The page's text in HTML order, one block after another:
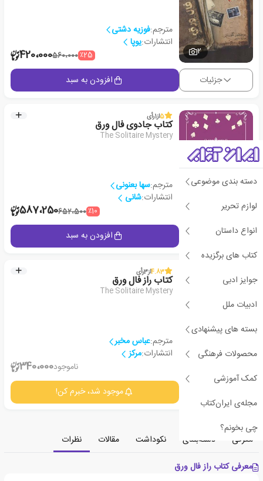
دسته بندی موضوعی
لوازم تحریر
انواع داستان
کتاب های برگزیده
جوایز ادبی
ادبیات ملل
بسته های پیشنهادی
محصولات فرهنگی
کمک آموزشی
مجله‌ی ایران‌کتاب
چی بخونم؟
2
مترجم:فوزیه دشتی
انتشارات:یوپا
٪25560،000420،000
جزئیات افزودن به سبد
5از1رأی
کتاب جادوی فال ورق
The Solitaire Mystery
مترجم:سها بعنونی
انتشارات:شانی
٪10652،500587،250
جزئیات افزودن به سبد
2
4.83از3رأی
کتاب راز فال ورق
The Solitaire Mystery
مترجم:عباس مخبر
انتشارات:مرکز
ناموجود340،000
موجود شد، خبرم کن!
معرفی دسته‌بندی نکوداشت مقالات
نظرات
معرفی کتاب راز فال ورق